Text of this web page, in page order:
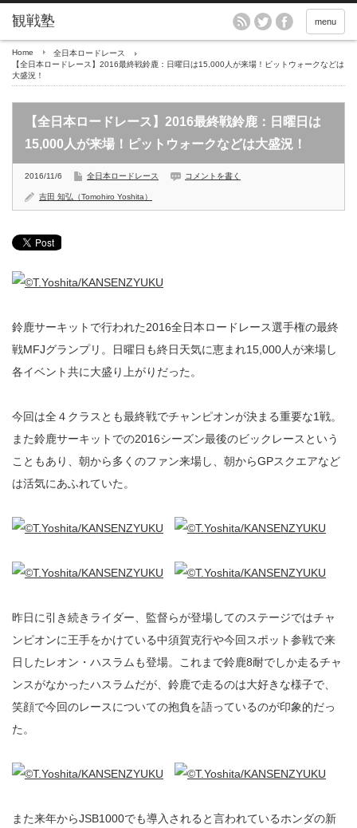
menu
Home
全日本ロードレース
【全日本ロードレース】2016最終戦鈴鹿：日曜日は15,000人が来場！ピットウォークなどは
大盛況！
【全日本ロードレース】2016最終戦鈴鹿：日曜日は
15,000人が来場！ピットウォークなどは大盛況！
2016/11/6 全日本ロードレース コメントを書く
吉田 知弘（Tomohiro Yoshita）
鈴鹿サーキットで行われた2016全日本ロードレース選手権の最終
戦MFJグランプリ。日曜日も終日天気に恵まれ15,000人が来場し
各イベント共に大盛り上がりだった。
今回は全４クラスとも最終戦でチャンピオンが決まる重要な1戦。
また鈴鹿サーキットでの2016シーズン最後のビックレースという
こともあり、朝から多くのファン来場し、朝からGPスクエアなど
は活気にあふれていた。
昨日に引き続きライダー、監督らが登場してのステージではチャ
ンピオンに王手をかけている中須賀克行や今回スポット参戦で来
日したレオン・ハスラムも登場。これまで鈴鹿8耐でしか走るチャ
ンスがなかったハスラムだが、鈴鹿で走るのは大好きな様子で、
笑顔で今回のレースについての抱負を語っているのが印象的だっ
た。
また来年からJSB1000でも導入されると言われているホンダの新